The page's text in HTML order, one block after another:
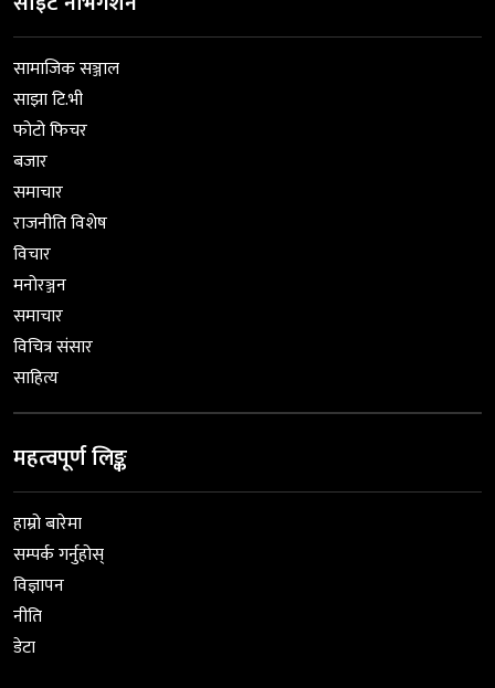
सामाजिक सञ्जाल
साझा टि.भी
फोटो फिचर
बजार
समाचार
राजनीति विशेष
विचार
मनोरञ्जन
समाचार
विचित्र संसार
साहित्य
महत्वपूर्ण लिङ्क
हाम्रो बारेमा
सम्पर्क गर्नुहोस्
विज्ञापन
नीति
डेटा